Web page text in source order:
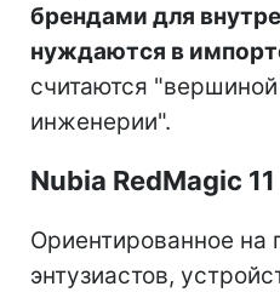
брендами для
нуждаются в
считаются
инженерии".
Nubia RedMagic 11
Ориентированное на
энтузиастов,